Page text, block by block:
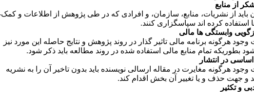
از منابع
باید از نشریات، منابع، سازمان، و افرادی که در طی پژوهش از اطلاعات و کمک­
استفاده کرده اند سپاسگزاری کنند.
وابستگی­ ها مالی
هرگونه برنامه مالی تاثیر گذار در روند پژوهش و نتایج حاصله این مورد نیز
شود بطوریکه تمام منابع مالی استفاده شده در روند مطالعه باید ذکر شود.
در انتشار
هرگونه مغایرت در مقاله ارسالی نویسنده باید بدون تاخیر آن را به نشریه
و جهت حذف و یا تغییر آن بخش اقدام کند.
و تکثیر